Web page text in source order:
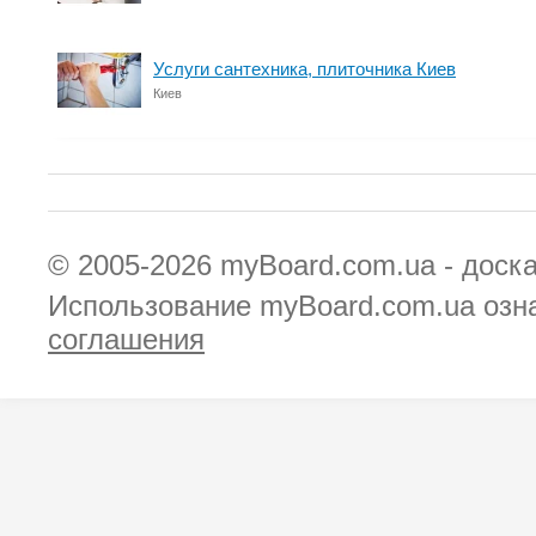
Услуги сантехника, плиточника Киев
Киев
© 2005-2026 myBoard.com.ua -
Использование myBoard.com.ua
соглашения